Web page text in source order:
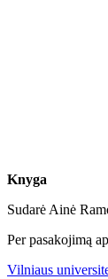
Knyga
Sudarė Ainė
Per pasakojimą
Vilniaus